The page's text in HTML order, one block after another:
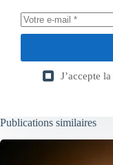
J’accepte la
Publications similaires